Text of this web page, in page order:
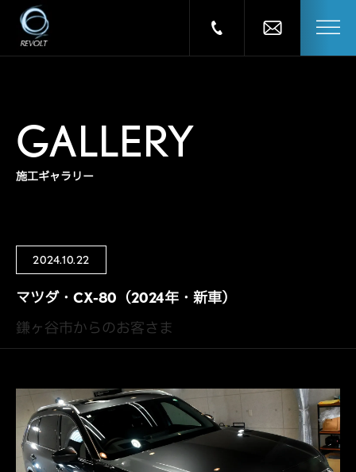
GALLERY
施工ギャラリー
2024.10.22
マツダ・CX-80（2024年・新車）
鎌ヶ谷市からのお客さま